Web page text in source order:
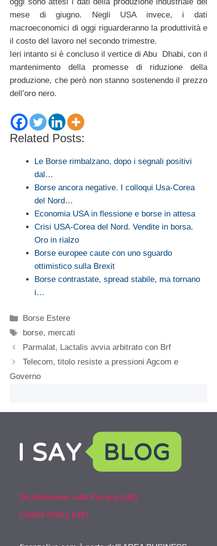
oggi sono attesi i dati della produzione industriale del
mese di giugno. Negli USA invece, i dati
macroeconomici di oggi riguarderanno la produttività e
il costo del lavoro nel secondo trimestre.
Ieri intanto si è concluso il vertice di Abu Dhabi, con il
mantenimento della promesse di riduzione della
produzione, che però non stanno sostenendo il prezzo
dell’oro nero.
Related Posts:
Le Borse rimbalzano, dopo i segnali positivi
dal…
Borse ancora negative. I colloqui Usa-Corea
del Nord…
Economia USA in flessione e borse in attesa
Crisi USA-Corea del Nord. Vendite in borsa.
Oro in rialzo
Borse europee caute con uno sguardo
ottimistico sulla Brexit
Borse contrastate, spread stabile, ma tornano
i…
Categorie
Borse Estere
Tag
borse, mercati
Parmalat, Lactalis avvia arbitrato con Brf
Telecom, titolo resiste a pressioni Agcom e
Governo
Dichiarazione sulla Privacy (UE)
Cookie Policy (UE)